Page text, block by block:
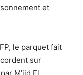
et
le parquet fait
sur